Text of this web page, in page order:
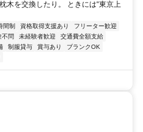
木を交換したり。 ときには“東京上
間制 資格取得支援あり
フリーター歓迎
不問 未経験者歓迎
交通費全額支給
制服貸与 賞与あり
ブランクOK